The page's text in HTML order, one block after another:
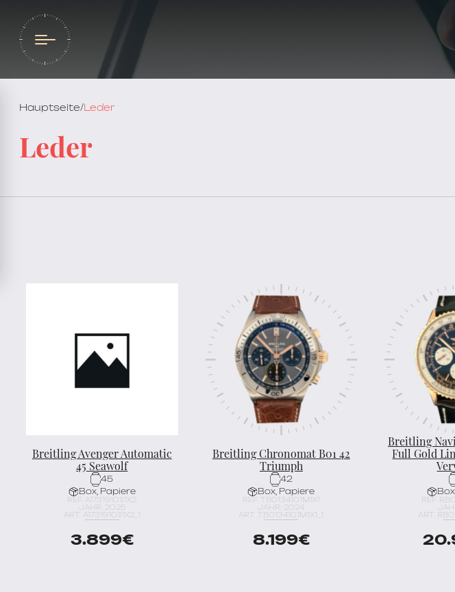
Hauptseite/ Leder
Leder
Breitling Avenger Automatic
45 Seawolf
45
Box, Papiere
REF. A17319101I1X2
JAHR: 2025
ART. A17319101I1X2_1
3.899€
Breitling Chronomat B01 42
Triumph
42
Box, Papiere
REF. TB0134101M1X1
JAHR: 2024
ART. TB0134101M1X1_1
8.199€
Breitling
Full Gold
REF.
ART.